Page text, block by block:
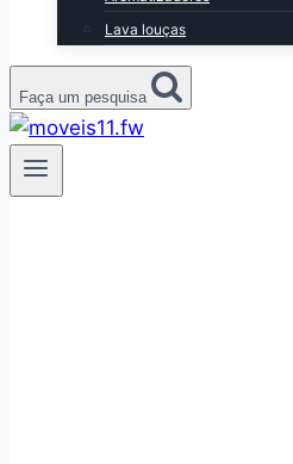
Lava louças
Faça um pesquisa